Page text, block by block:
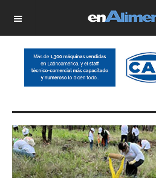
OFF CANVAS